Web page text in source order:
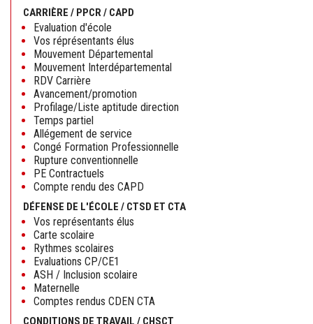
CARRIÈRE / PPCR / CAPD
Evaluation d'école
Vos réprésentants élus
Mouvement Départemental
Mouvement Interdépartemental
RDV Carrière
Avancement/promotion
Profilage/Liste aptitude direction
Temps partiel
Allégement de service
Congé Formation Professionnelle
Rupture conventionnelle
PE Contractuels
Compte rendu des CAPD
DÉFENSE DE L'ÉCOLE / CTSD ET CTA
Vos représentants élus
Carte scolaire
Rythmes scolaires
Evaluations CP/CE1
ASH / Inclusion scolaire
Maternelle
Comptes rendus CDEN CTA
CONDITIONS DE TRAVAIL / CHSCT